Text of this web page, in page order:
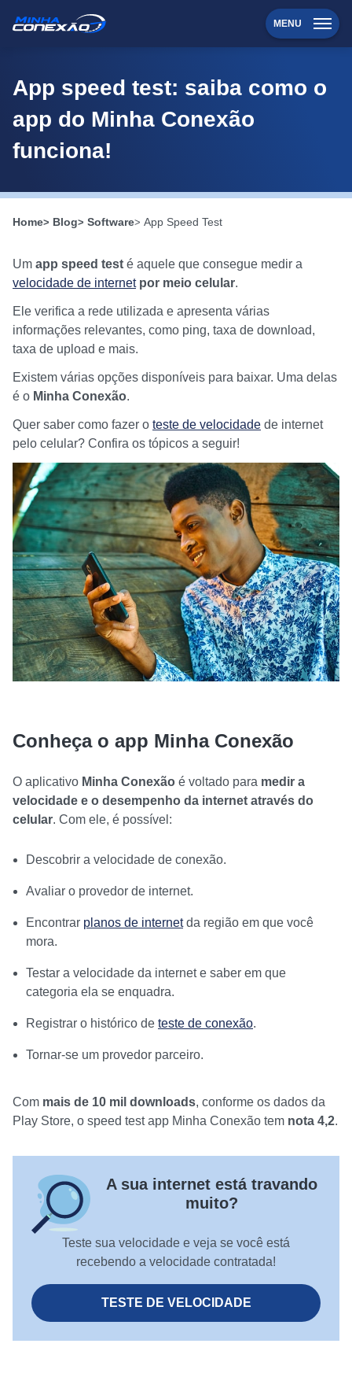
MENU
App speed test: saiba como o
app do Minha Conexão
funciona!
Home Blog Software App Speed Test
Um app speed test é aquele que consegue medir a
velocidade de internet por meio celular.
Ele verifica a rede utilizada e apresenta várias
informações relevantes, como ping, taxa de download,
taxa de upload e mais.
Existem várias opções disponíveis para baixar. Uma delas
é o Minha Conexão.
Quer saber como fazer o teste de velocidade de internet
pelo celular? Confira os tópicos a seguir!
Conheça o app Minha Conexão
O aplicativo Minha Conexão é voltado para medir a
velocidade e o desempenho da internet através do
celular. Com ele, é possível:
Descobrir a velocidade de conexão.
Avaliar o provedor de internet.
Encontrar planos de internetda região em que você
mora.
Testar a velocidade da internet e saber em que
categoria ela se enquadra.
Registrar o histórico de teste de conexão.
Tornar-se um provedor parceiro.
Com mais de 10 mil downloads, conforme os dados da
Play Store, o speed test app Minha Conexão tem nota 4,2.
A sua internet está travando
muito?
Teste sua velocidade e veja se você está
recebendo a velocidade contratada!
TESTE DE VELOCIDADE